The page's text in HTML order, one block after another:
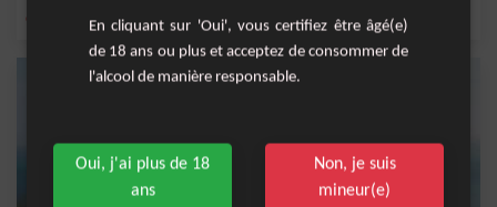
citron gousse de vanille, citron jaune , rhum vieux, citron jaune frais
En cliquant sur 'Oui', vous certifiez être âgé(e)
de 18 ans ou plus et acceptez de consommer de
l'alcool de manière responsable.
Oui, j'ai plus de 18
ans
Non, je suis
mineur(e)